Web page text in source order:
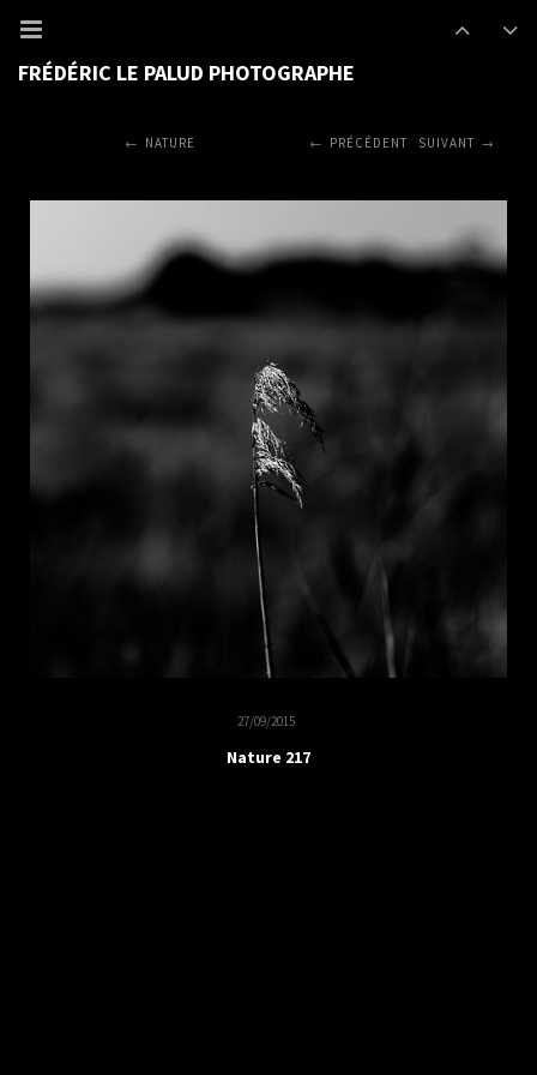
FRÉDÉRIC LE PALUD PHOTOGRAPHE
PRÉCÉDENT SUIVANT
NATURE
27/09/2015
Nature 217